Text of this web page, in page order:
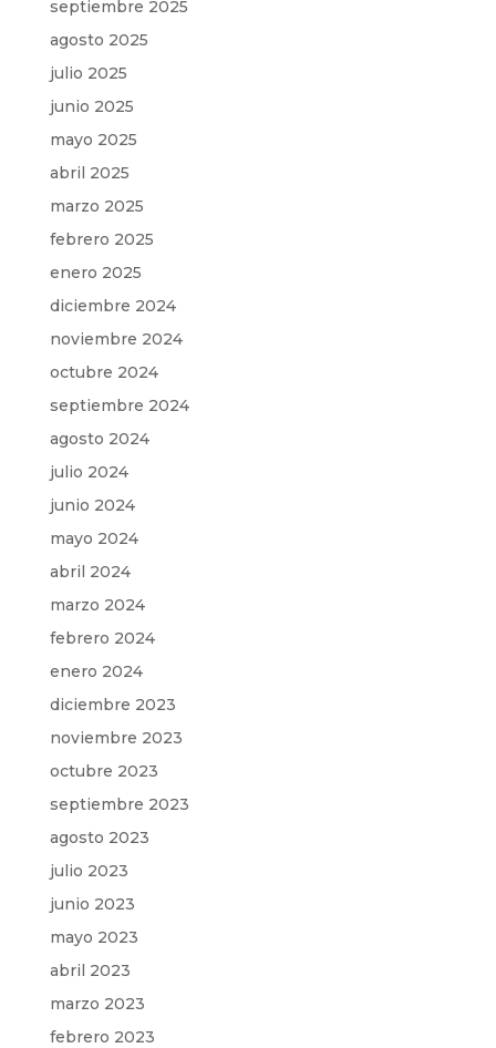
septiembre 2025
agosto 2025
julio 2025
junio 2025
mayo 2025
abril 2025
marzo 2025
febrero 2025
enero 2025
diciembre 2024
noviembre 2024
octubre 2024
septiembre 2024
agosto 2024
julio 2024
junio 2024
mayo 2024
abril 2024
marzo 2024
febrero 2024
enero 2024
diciembre 2023
noviembre 2023
octubre 2023
septiembre 2023
agosto 2023
julio 2023
junio 2023
mayo 2023
abril 2023
marzo 2023
febrero 2023